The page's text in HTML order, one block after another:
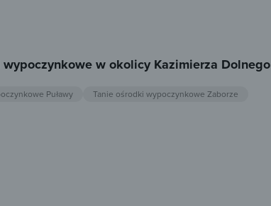
w okolicy Kazimierza Dolnego
Puławy Tanie ośrodki wypoczynkowe Zaborze